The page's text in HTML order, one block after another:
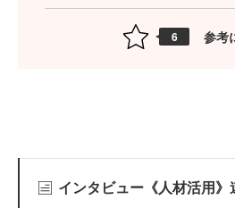
6 参考
インタビュー《人材活用